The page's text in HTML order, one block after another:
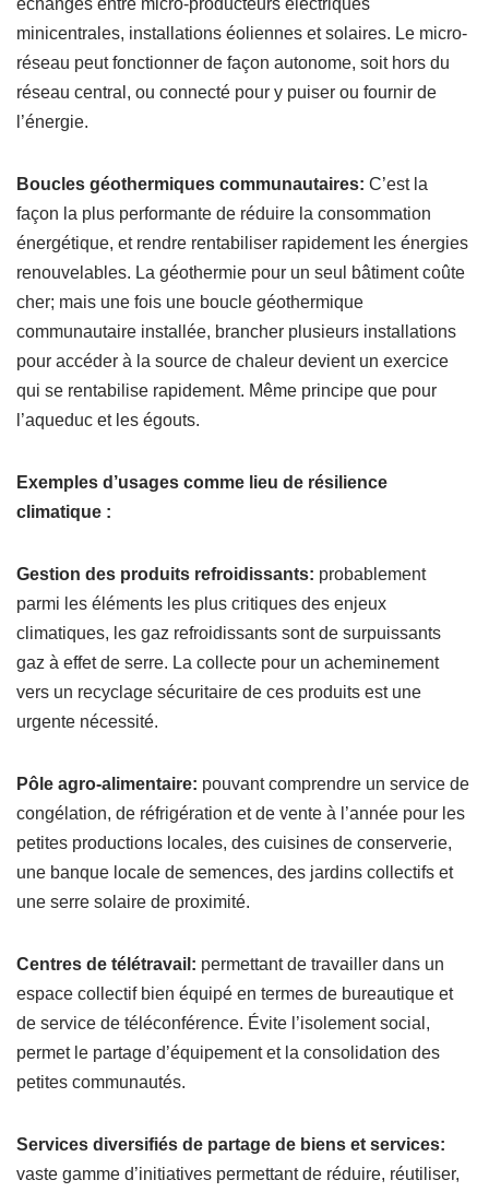
minicentrales, installations éoliennes et solaires. Le micro-
réseau peut fonctionner de façon autonome, soit hors du
réseau central, ou connecté pour y puiser ou fournir de
l’énergie.
Boucles géothermiques communautaires: C’est la
façon la plus performante de réduire la consommation
énergétique, et rendre rentabiliser rapidement les énergies
renouvelables. La géothermie pour un seul bâtiment coûte
cher; mais une fois une boucle géothermique
communautaire installée, brancher plusieurs installations
pour accéder à la source de chaleur devient un exercice
qui se rentabilise rapidement. Même principe que pour
l’aqueduc et les égouts.
Exemples d’usages comme lieu de résilience
climatique :
Gestion des produits refroidissants: probablement
parmi les éléments les plus critiques des enjeux
climatiques, les gaz refroidissants sont de surpuissants
gaz à effet de serre. La collecte pour un acheminement
vers un recyclage sécuritaire de ces produits est une
urgente nécessité.
Pôle agro-alimentaire: pouvant comprendre un service de
congélation, de réfrigération et de vente à l’année pour les
petites productions locales, des cuisines de conserverie,
une banque locale de semences, des jardins collectifs et
une serre solaire de proximité.
Centres de télétravail: permettant de travailler dans un
espace collectif bien équipé en termes de bureautique et
de service de téléconférence. Évite l’isolement social,
permet le partage d’équipement et la consolidation des
petites communautés.
Services diversifiés de partage de biens et services:
vaste gamme d’initiatives permettant de réduire, réutiliser,